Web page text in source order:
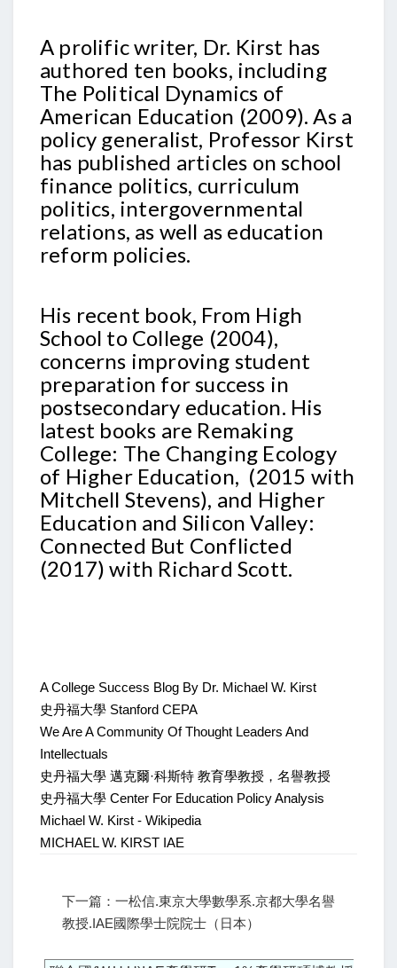
A prolific writer, Dr. Kirst has
authored ten books, including
The Political Dynamics of
American Education (2009). As a
policy generalist, Professor Kirst
has published articles on school
finance politics, curriculum
politics, intergovernmental
relations, as well as education
reform policies.
His recent book, From High
School to College (2004),
concerns improving student
preparation for success in
postsecondary education. His
latest books are Remaking
College: The Changing Ecology
of Higher Education, (2015 with
Mitchell Stevens), and Higher
Education and Silicon Valley:
Connected But Conflicted
(2017) with Richard Scott.
A College Success Blog By Dr. Michael W. Kirst
史丹福大學 Stanford CEPA
We Are A Community Of Thought Leaders And
Intellectuals
史丹福大學 邁克爾·科斯特 教育學教授，名譽教授
史丹福大學 Center For Education Policy Analysis
Michael W. Kirst - Wikipedia
MICHAEL W. KIRST IAE
下一篇：一松信.東京大學數學系.京都大學名譽
教授.IAE國際學士院院士（日本）